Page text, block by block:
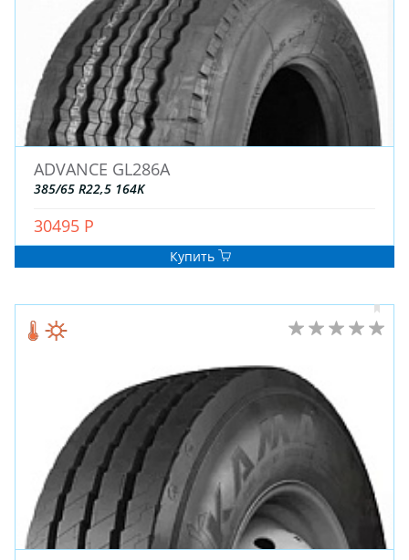
ЗИМНИЕ
ДЛЯ ГРУЗОВЫХ АВТО
ДЛЯ СПЕЦТЕХНИКИ
ДЛЯ ГРУЗОВЫХ АВТО
ДЛЯ ГРУЗОВЫХ АВТО
ДЛЯ ЛЕГКОВЫХ АВТО
ШИНЫ
ADVANCE GL286A
385/65 R22,5 164K
30495 Р
Купить